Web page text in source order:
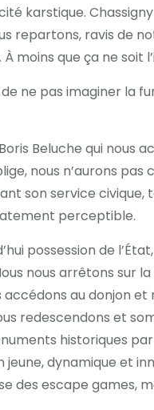
karstique.
repartons, ravis de
que ça ne soit
ne pas imaginer la
Beluche qui nous
nous n’aurons pas
son service civique,
perceptible.
possession de
nous arrêtons sur
au donjon et
redescendons et
historiques par
dynamique et
des escape games,